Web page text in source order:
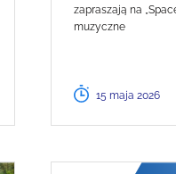
zapraszają na
muzyczne
15 maja 2026